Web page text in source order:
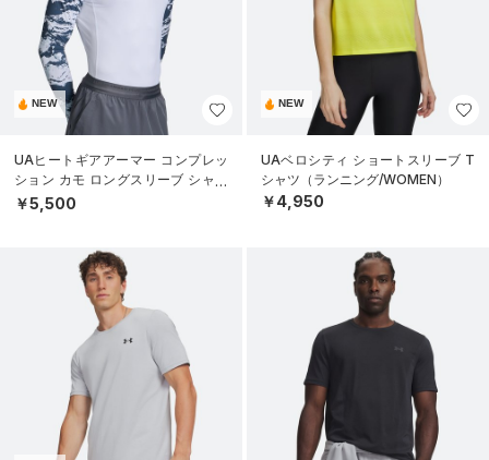
NEW
UAヒートギアアーマー コンプレッ
ション カモ ロングスリーブ シャツ
（トレーニング/MEN）
￥5,500
NEW
UAベロシティ ショートスリーブ T
シャツ（ランニング/WOMEN）
￥4,950